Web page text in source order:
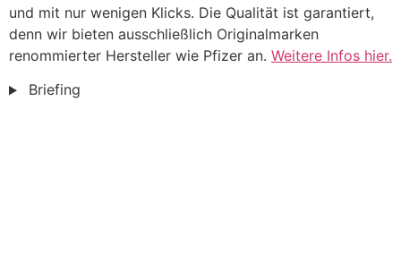
und mit nur wenigen Klicks. Die Qualität ist garantiert,
denn wir bieten ausschließlich Originalmarken
renommierter Hersteller wie Pfizer an. Weitere Infos hier.
Briefing